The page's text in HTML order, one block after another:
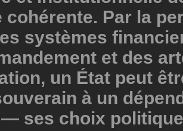
cohérente. Par la
systèmes
et des
un État peut
à un
ses choix